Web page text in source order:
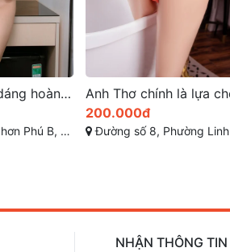
Anh Thơ chính là lựa chọn hoàn hảo của dịch vụ gaigoi
phố Hồ Chí Minh
500.000đ
Đường 18 - Thủ Đức -
NHẬN THÔNG